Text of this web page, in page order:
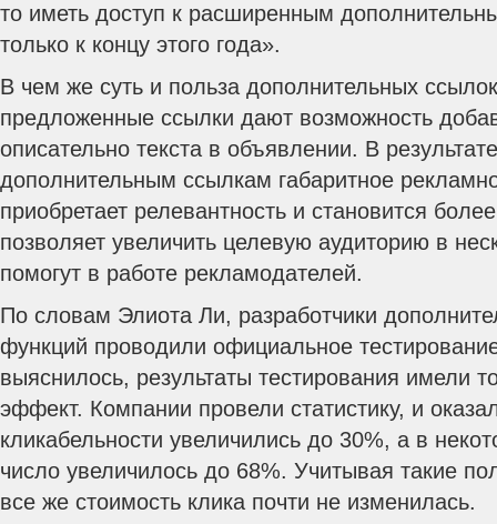
то иметь доступ к расширенным
только к концу этого года».
В чем же суть и польза дополнительных
предложенные ссылки дают возможность
описательно текста в объявлении. В
дополнительным ссылкам габаритное
приобретает релевантность и становится
позволяет увеличить целевую аудиторию в
помогут в работе рекламодателей.
По словам Элиота Ли, разработчики
функций проводили официальное
выяснилось, результаты тестирования имели
эффект. Компании провели статистику, и
кликабельности увеличились до 30%, а в
число увеличилось до 68%. Учитывая такие
все же стоимость клика почти не изменилась.